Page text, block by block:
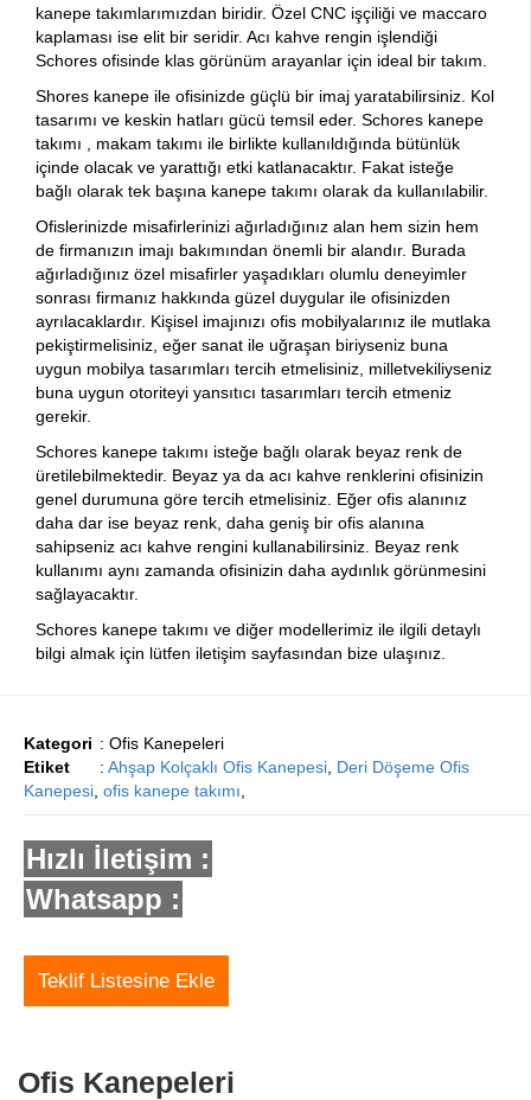
kanepe takımlarımızdan biridir. Özel CNC işçiliği ve maccaro
kaplaması ise elit bir seridir. Acı kahve rengin işlendiği
Schores ofisinde klas görünüm arayanlar için ideal bir takım.
Shores kanepe ile ofisinizde güçlü bir imaj yaratabilirsiniz. Kol
tasarımı ve keskin hatları gücü temsil eder. Schores kanepe
takımı , makam takımı ile birlikte kullanıldığında bütünlük
içinde olacak ve yarattığı etki katlanacaktır. Fakat isteğe
bağlı olarak tek başına kanepe takımı olarak da kullanılabilir.
Ofislerinizde misafirlerinizi ağırladığınız alan hem sizin hem
de firmanızın imajı bakımından önemli bir alandır. Burada
ağırladığınız özel misafirler yaşadıkları olumlu deneyimler
sonrası firmanız hakkında güzel duygular ile ofisinizden
ayrılacaklardır. Kişisel imajınızı ofis mobilyalarınız ile mutlaka
pekiştirmelisiniz, eğer sanat ile uğraşan biriyseniz buna
uygun mobilya tasarımları tercih etmelisiniz, milletvekiliyseniz
buna uygun otoriteyi yansıtıcı tasarımları tercih etmeniz
gerekir.
Schores kanepe takımı isteğe bağlı olarak beyaz renk de
üretilebilmektedir. Beyaz ya da acı kahve renklerini ofisinizin
genel durumuna göre tercih etmelisiniz. Eğer ofis alanınız
daha dar ise beyaz renk, daha geniş bir ofis alanına
sahipseniz acı kahve rengini kullanabilirsiniz. Beyaz renk
kullanımı aynı zamanda ofisinizin daha aydınlık görünmesini
sağlayacaktır.
Schores kanepe takımı ve diğer modellerimiz ile ilgili detaylı
bilgi almak için lütfen iletişim sayfasından bize ulaşınız.
Kategori : Ofis Kanepeleri
Etiket
: Ahşap Kolçaklı Ofis Kanepesi Deri Döşeme Ofis
Kanepesi ofis kanepe takımı
Hızlı İletişim :
Whatsapp :
Teklif Listesine Ekle
Ofis Kanepeleri